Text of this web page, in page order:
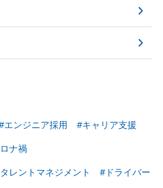
エンジニア採用
#キャリア支援
ナ禍
レントマネジメント
#ドライバー